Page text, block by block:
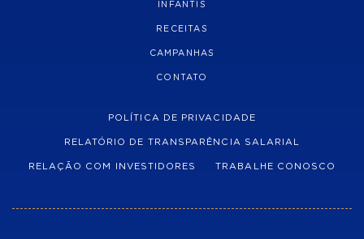
INFANTIS
RECEITAS
CAMPANHAS
CONTATO
POLÍTICA DE PRIVACIDADE
RELATÓRIO DE TRANSPARÊNCIA SALARIAL
RELAÇÃO COM INVESTIDORES TRABALHE CONOSCO